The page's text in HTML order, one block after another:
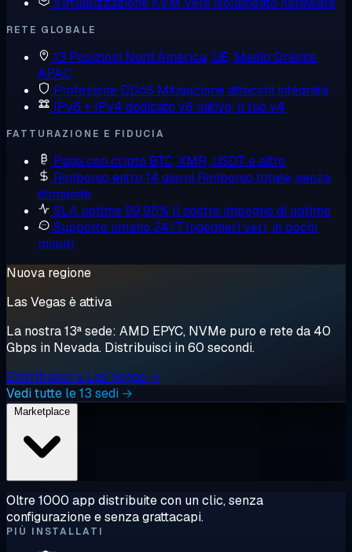
RETE GLOBALE
13 Posizioni Nord America, UE, Medio Oriente,
APAC
Protezione DDoS Mitigazione attacchi integrata
IPv6 + IPv4 dedicato v6 nativo, il tuo v4
FATTURAZIONE E FIDUCIA
Paga con cripto BTC, XMR, USDT e altro
Rimborso entro 14 giorni Rimborso totale, senza
domande
SLA uptime 99,95% Il nostro impegno di uptime
Supporto umano 24/7 Ingegneri veri, in pochi
minuti
Nuova regione
Las Vegas è attiva
La nostra 13ª sede: AMD EPYC, NVMe puro e rete da 40
Gbps in Nevada. Distribuisci in 60 secondi.
Distribuisci a Las Vegas →
Vedi tutte le 13 sedi →
Oltre 1000 app distribuite con un clic, senza
configurazione e senza grattacapi.
PIÙ INSTALLATI